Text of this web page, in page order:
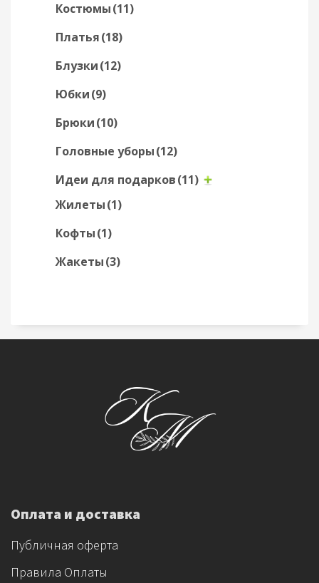
Костюмы(11)
Платья(18)
Блузки(12)
Юбки(9)
Брюки(10)
Головные уборы(12)
Идеи для подарков(11)
Жилеты(1)
Кофты(1)
Жакеты(3)
Оплата и доставка
Публичная оферта
Правила Оплаты